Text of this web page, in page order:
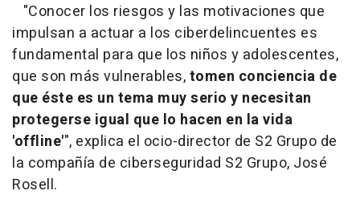
"Conocer los riesgos y las motivaciones que
impulsan a actuar a los ciberdelincuentes es
fundamental para que los niños y adolescentes,
que son más vulnerables,tomen conciencia de
que éste es un tema muy serio y necesitan
protegerse igual que lo hacen en la vida
'offline'", explica el ocio-director de S2 Grupo de
la compañía de ciberseguridad S2 Grupo, José
Rosell.